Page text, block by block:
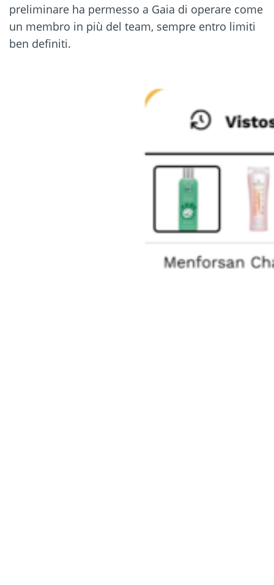
preliminare ha permesso a Gaia di operare come
un membro in più del team, sempre entro limiti
ben definiti.